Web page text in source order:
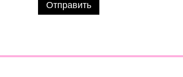
Отправить